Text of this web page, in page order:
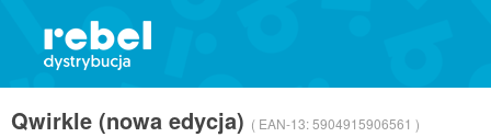
Qwirkle (nowa edycja) ( EAN-13:5904915906561 )